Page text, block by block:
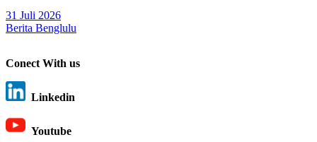
31 Juli 2026
Berita Benglulu
Conect With us
Linkedin
Youtube